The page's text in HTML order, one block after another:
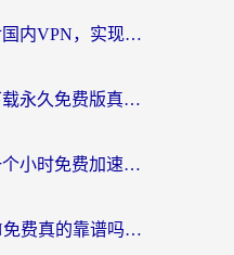
海外党必看：如何选对国内VPN，实现无缝访问国内资源？
海外党必看：加速器下载永久免费版真的存在吗？教你无缝访问国内资源的正确姿势
海外党自救指南：用一个小时免费加速器，轻松打破国内资源访问壁垒？
海外党必看：中国VPN免费真的靠谱吗？手把手教你选对回国加速器